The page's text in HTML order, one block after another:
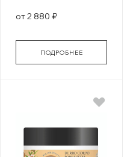
Изысканный Пион
от 2 880 ₽
ПОДРОБНЕЕ